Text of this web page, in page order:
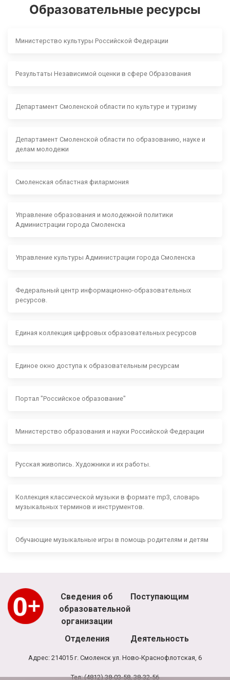
Образовательные ресурсы
Министерство культуры Российской Федерации
Результаты Независимой оценки в сфере Образования
Департамент Смоленской области по культуре и туризму
Департамент Смоленской области по образованию, науке и
делам молодежи
Смоленская областная филармония
Управление образования и молодежной политики
Администрации города Смоленска
Управление культуры Администрации города Смоленска
Федеральный центр информационно-образовательных
ресурсов.
Единая коллекция цифровых образовательных ресурсов
Единое окно доступа к образовательным ресурсам
Портал "Российское образование"
Министерство образования и науки Российской Федерации
Русская живопись. Художники и их работы.
Коллекция классической музыки в формате mp3, словарь
музыкальных терминов и инструментов.
Обучающие музыкальные игры в помощь родителям и детям
Сведения об
образовательной
организации
Поступающим
Отделения Деятельность
Адрес: 214015 г. Смоленск ул. Ново-Краснофлотская, 6
Тел: (4812) 38-03-58, 38-32-56